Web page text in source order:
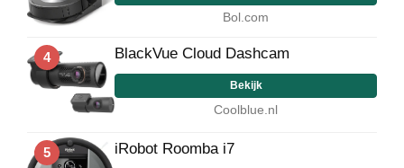
Bol.com
4 BlackVue Cloud Dashcam
Bekijk
Coolblue.nl
5 iRobot Roomba i7